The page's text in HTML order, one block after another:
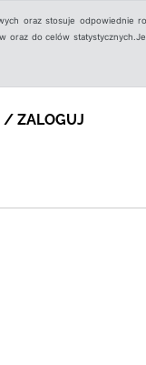
oraz stosuje odpowiednie
do celów
/ ZALOGUJ